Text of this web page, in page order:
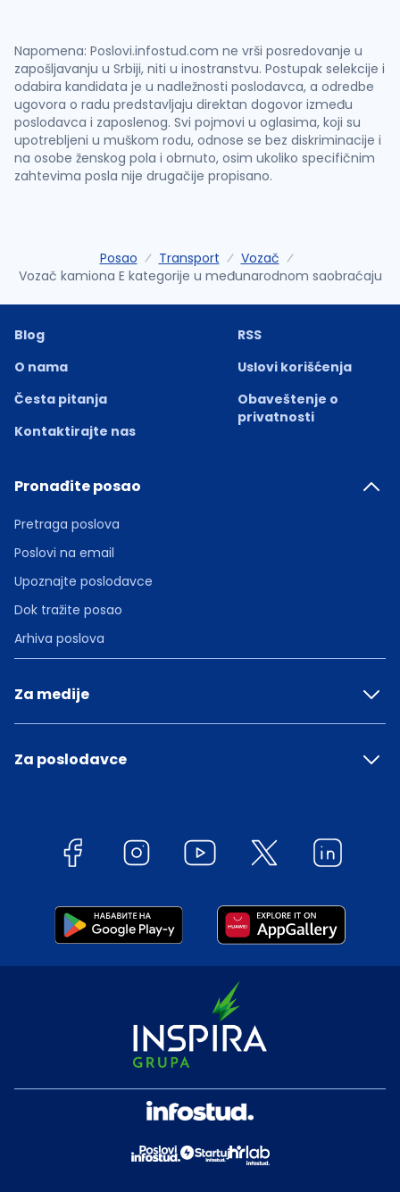
Napomena: Poslovi.infostud.com ne vrši posredovanje u
zapošljavanju u Srbiji, niti u inostranstvu. Postupak selekcije i
odabira kandidata je u nadležnosti poslodavca, a odredbe
ugovora o radu predstavljaju direktan dogovor između
poslodavca i zaposlenog. Svi pojmovi u oglasima, koji su
upotrebljeni u muškom rodu, odnose se bez diskriminacije i
na osobe ženskog pola i obrnuto, osim ukoliko specifičnim
zahtevima posla nije drugačije propisano.
Posao Transport
Vozač
Vozač kamiona E kategorije u međunarodnom saobraćaju
Blog
O nama
Česta pitanja
Kontaktirajte nas
RSS
Uslovi korišćenja
Obaveštenje o
privatnosti
Pronađite posao
Pretraga poslova
Poslovi na email
Upoznajte poslodavce
Dok tražite posao
Arhiva poslova
Za medije
Za poslodavce